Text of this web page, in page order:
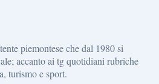
piemontese che dal 1980 si
accanto ai tg quotidiani rubriche
turismo e sport.